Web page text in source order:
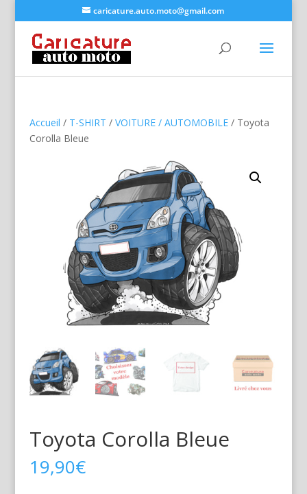
caricature.auto.moto@gmail.com
Accueil / T-SHIRT / VOITURE / AUTOMOBILE/ Toyota
Corolla Bleue
Toyota Corolla Bleue
19,90€